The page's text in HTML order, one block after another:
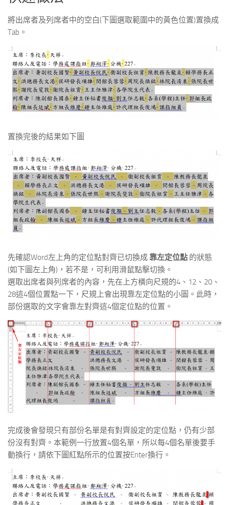
將出席者及列席者中的空白(下圖選取範圍中的黃色位置)置換成
Tab。
置換完後的結果如下圖
先確認Word左上角的定位點對齊已切換成靠左定位點 的狀態
(如下圖左上角)，若不是，可利用滑鼠點擊切換。
選取出席者與列席者的內容，先在上方橫向尺規的4、12、20、
28這4個位置點一下，尺規上會出現靠左定位點的小圖。此時，
部份選取的文字會靠左對齊這4個定位點的位置。
完成後會發現只有部份名單是有對齊設定的定位點，仍有少部
份沒有對齊。本範例一行放置4個名單，所以每4個名單後要手
動換行，請依下圖紅點所示的位置按Enter換行。